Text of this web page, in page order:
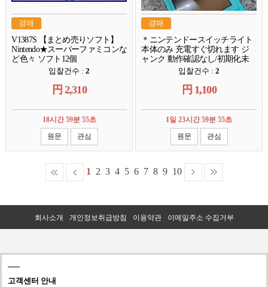
경매
V1387S 【まとめ売りソフト】
Nintendo★スーパーファミコンな
ど色々 ソフト12個
입찰건수 :2
円2,310
18시간 59분 54초
원문
관심
경매
＊ニンテンドースイッチライト
本体のみ 充電すぐ切れます ジ
ャンク 動作確認なし/初期化未
ターコイズ DT247806
입찰건수 :2
円 1,100
1일 23시간 59분 54초
원문
관심
1 2 3 4 5 6 7 8 9 10
회사소개 개인정보취급방침 이용약관 이메일주소 수집거부
고객센터 안내